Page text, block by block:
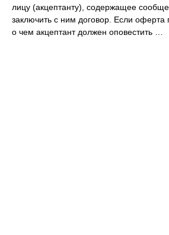
лицу (акцептанту), содержащее
заключить с ним договор. Если оферта
о чем акцептант должен оповестить …